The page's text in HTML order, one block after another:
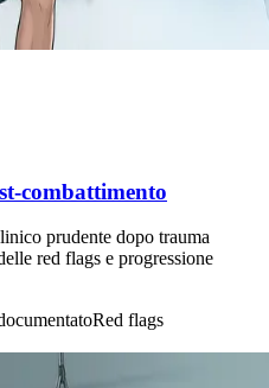
combattimento
prudente dopo trauma
red flags e progressione
Red flags